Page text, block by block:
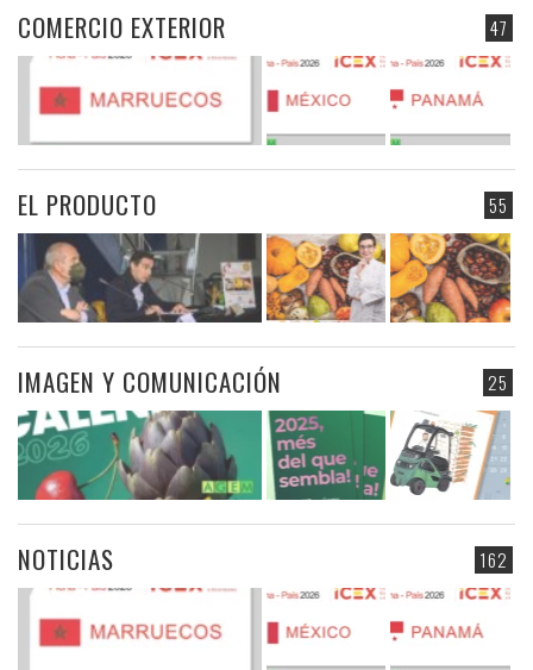
47
COMERCIO EXTERIOR
55
EL PRODUCTO
25
IMAGEN Y COMUNICACIÓN
162
NOTICIAS